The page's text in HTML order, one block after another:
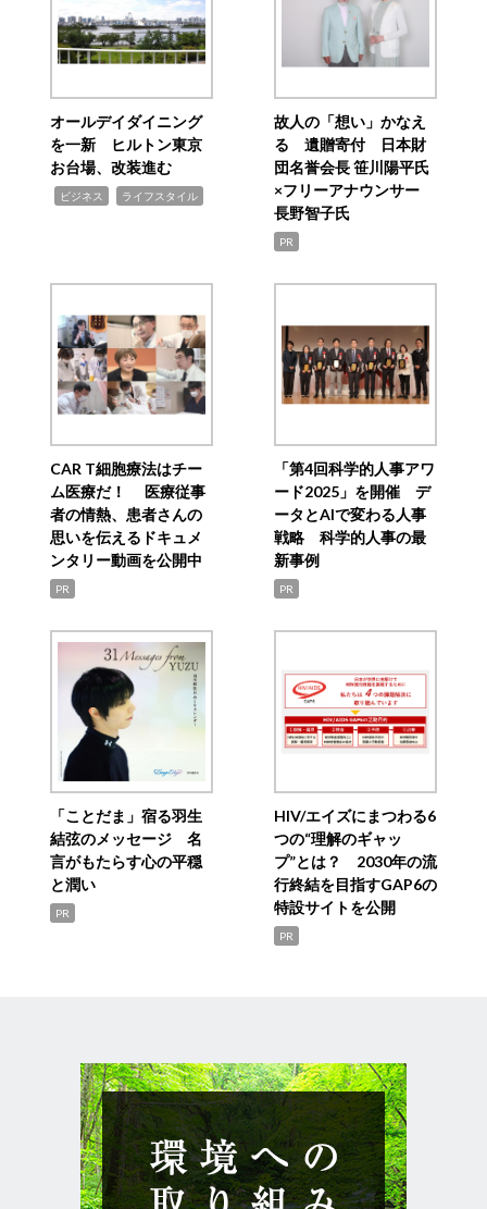
オールデイダイニング
を一新 ヒルトン東京
お台場、改装進む
ビジネス ライフスタイル
故人の「想い」かなえ
る 遺贈寄付 日本財
団名誉会長 笹川陽平氏
×フリーアナウンサー
長野智子氏
PR
CAR T細胞療法はチー
ム医療だ！ 医療従事
者の情熱、患者さんの
思いを伝えるドキュメ
ンタリー動画を公開中
PR
「第4回科学的人事アワ
ード2025」を開催 デ
ータとAIで変わる人事
戦略 科学的人事の最
新事例
PR
「ことだま」宿る羽生
結弦のメッセージ 名
言がもたらす心の平穏
と潤い
PR
HIV/エイズにまつわる6
つの“理解のギャッ
プ”とは？ 2030年の流
行終結を目指すGAP6の
特設サイトを公開
PR